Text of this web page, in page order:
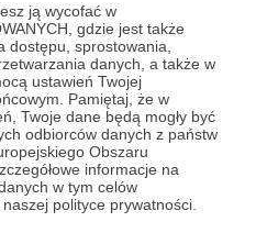
ją wycofać w
gdzie jest także
dostępu, sprostowania,
danych, a także w
ustawień Twojej
Pamiętaj, że w
Twoje dane będą mogły być
odbiorców danych z państw
Obszaru
informacje na
w tym celów
polityce prywatności.
umieszczając tabliczkę
znajdzie się na niej Twoje
a sama jabłonka
dni.
otrzymasz także